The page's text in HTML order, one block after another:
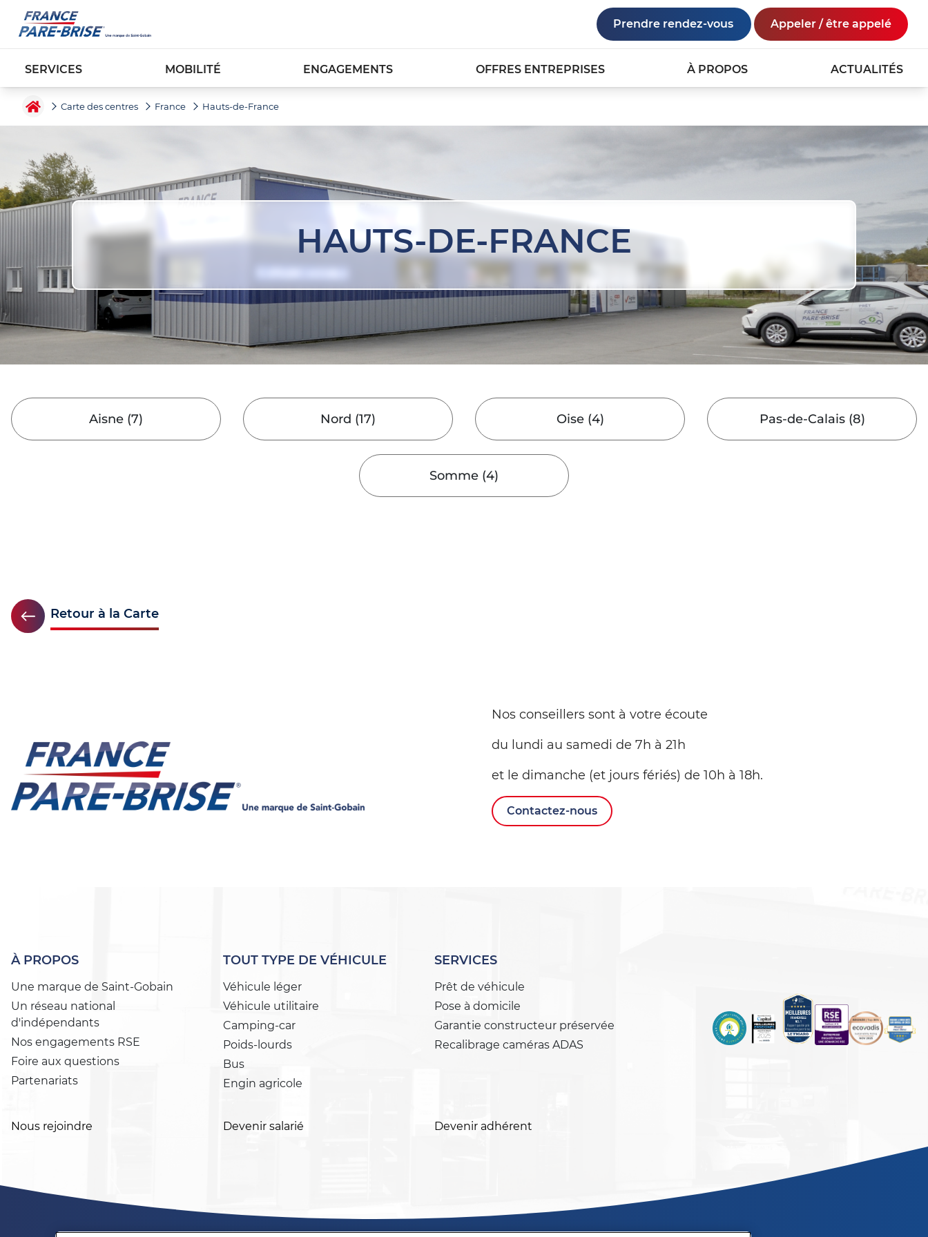
Prendre rendez-vous Appeler / être appelé
SERVICES MOBILITÉ ENGAGEMENTS OFFRES ENTREPRISES À PROPOS ACTUALITÉS
Carte des centres France Hauts-de-France
HAUTS-DE-FRANCE
Aisne (7) Nord (17) Oise(4) Pas-de-Calais(8)
Somme (4)
Retour à la Carte
Nos conseillers sont à votre écoute
du lundi au samedi de 7h à 21h
et le dimanche (et jours fériés) de 10h à 18h.
Contactez-nous
À PROPOS
Une marque de Saint-Gobain
Un réseau national
d'indépendants
Nos engagements RSE
Foire aux questions
Partenariats
TOUT TYPE DE VÉHICULE
Véhicule léger
Véhicule utilitaire
Camping-car
Poids-lourds
Bus
Engin agricole
SERVICES
Prêt de véhicule
Pose à domicile
Garantie constructeur préservée
Recalibrage caméras ADAS
Nous rejoindre Devenir salarié Devenir adhérent